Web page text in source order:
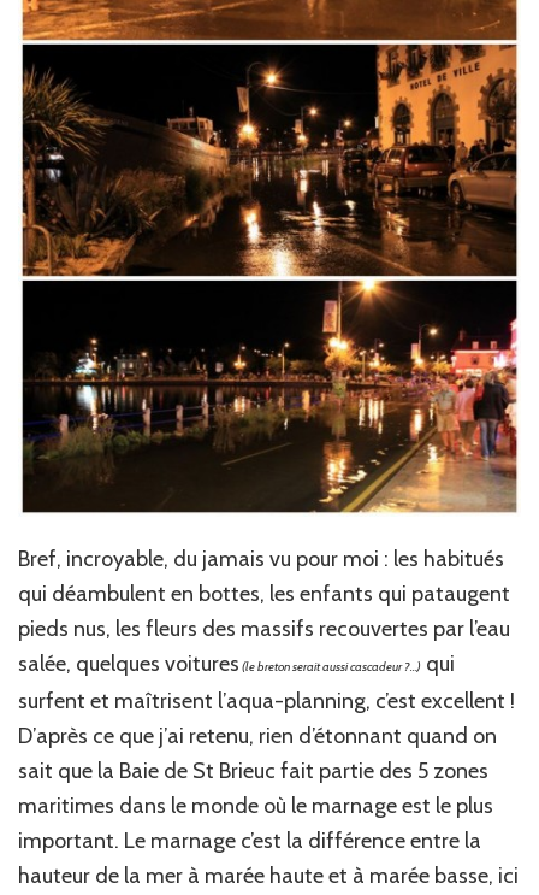
Bref, incroyable, du jamais vu pour moi : les habitués
qui déambulent en bottes, les enfants qui pataugent
pieds nus, les fleurs des massifs recouvertes par l’eau
salée, quelques voitures (le breton serait aussi cascadeur ?…) qui
surfent et maîtrisent l’aqua-planning, c’est excellent !
D’après ce que j’ai retenu, rien d’étonnant quand on
sait que la Baie de St Brieuc fait partie des 5 zones
maritimes dans le monde où le marnage est le plus
important. Le marnage c’est la différence entre la
hauteur de la mer à marée haute et à marée basse, ici